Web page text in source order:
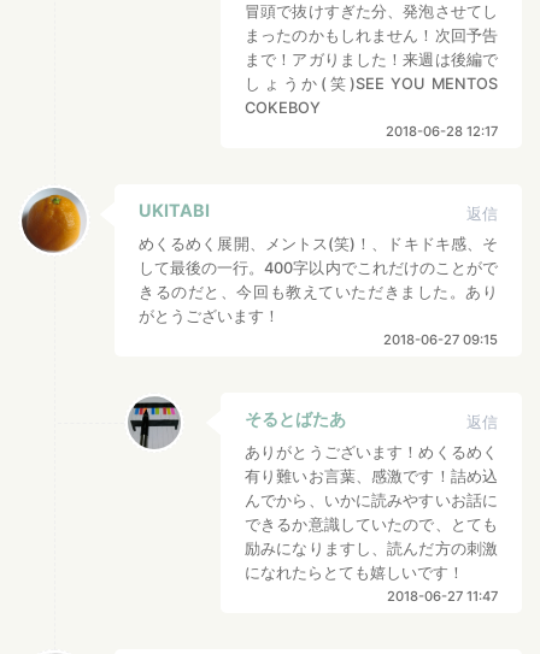
冒頭で抜けすぎた分、発泡させてし
まったのかもしれません！次回予告
まで！アガりました！来週は後編で
しょうか(笑)SEE YOU MENTOS
COKEBOY
2018-06-28 12:17
UKITABI
返信
めくるめく展開、メントス(笑)！、ドキドキ感、そ
して最後の一行。400字以内でこれだけのことがで
きるのだと、今回も教えていただきました。あり
がとうございます！
2018-06-27 09:15
そるとばたあ
返信
ありがとうございます！めくるめく
有り難いお言葉、感激です！詰め込
んでから、いかに読みやすいお話に
できるか意識していたので、とても
励みになりますし、読んだ方の刺激
になれたらとても嬉しいです！
2018-06-27 11:47